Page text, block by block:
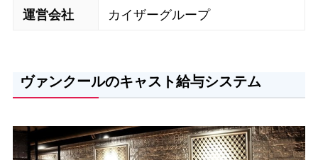
運営会社 カイザーグループ
ヴァンクールのキャスト給与システム